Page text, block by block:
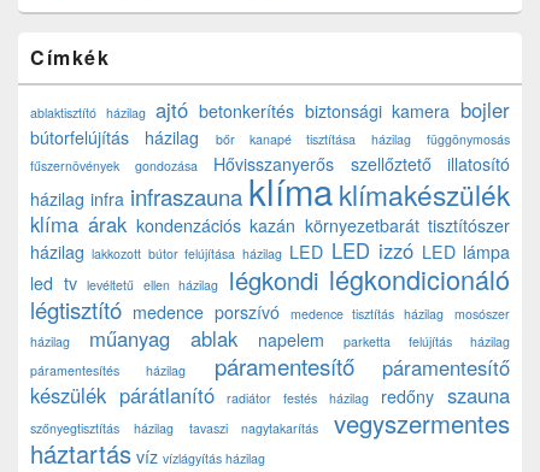
Címkék
ablaktisztító házilag ajtó betonkerítés biztonsági kamera bojler
bútorfelújítás házilag bőr kanapé tisztítása házilag
függönymosás
fűszernövények gondozása
Hővisszanyerős szellőztető
illatosító
házilag infra infraszauna klímaklímakészülék
klíma árak kondenzációs kazán környezetbarát tisztítószer
házilag lakkozott bútor felújítása házilag LED LED izzó LED lámpa
led tv levéltetű ellen házilag légkondi légkondicionáló
légtisztító medence porszívó medence tisztítás házilag
mosószer
házilag
műanyag ablak napelem
parketta felújítás házilag
páramentesítés házilag
páramentesítő
páramentesítő
készülék párátlanító radiátor festés házilag redőny szauna
szőnyegtisztítás házilag tavaszi nagytakarítás
vegyszermentes
háztartás víz vízlágyítás házilag